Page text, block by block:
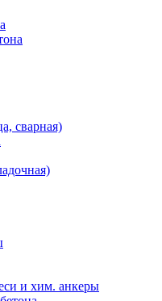
сварная)
и хим. анкеры